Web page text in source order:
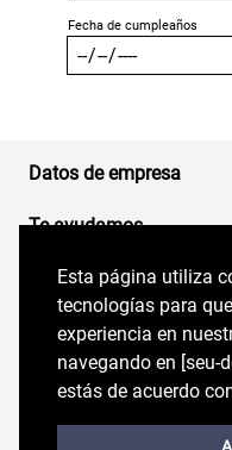
Esta página utiliza
tecnologías para
experiencia en
navegando en
de acuerdo con el
Esta página utiliza
tecnologías para
experiencia en
navegando en
estás de acuerdo
Datos de empresa
Te ayudamos
Medios de pago
Contáctanos
Síguenos en nuestras
Trabaja con Nosotros